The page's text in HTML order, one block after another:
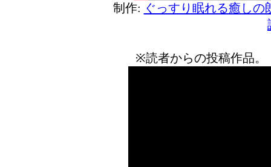
制作: ぐっすり眠れる癒し
※読者からの投稿作品